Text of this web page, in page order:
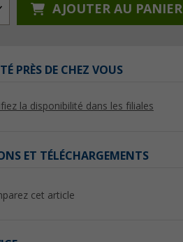
AJOUTER AU PANIER
PRÈS DE CHEZ VOUS
la disponibilité dans les filiales
ET TÉLÉCHARGEMENTS
cet article